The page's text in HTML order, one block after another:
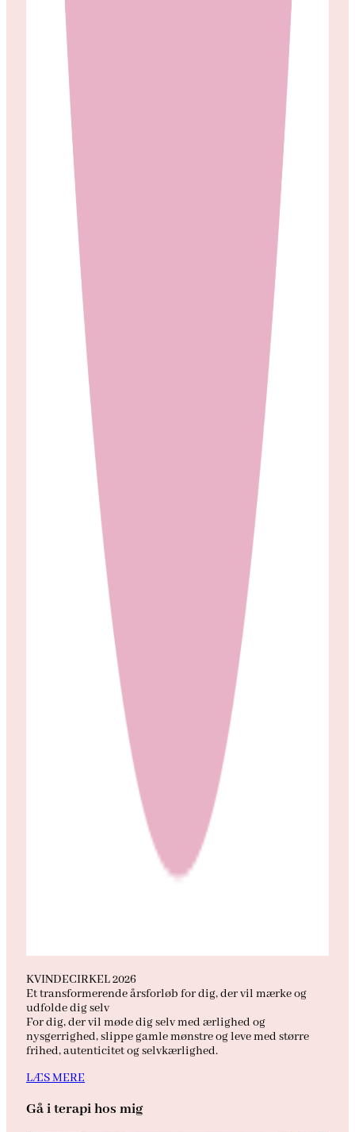
KVINDECIRKEL 2026
Et transformerende årsforløb for dig, der vil mærke og
udfolde dig selv
For dig, der vil møde dig selv med ærlighed og
nysgerrighed, slippe gamle mønstre og leve med større
frihed, autenticitet og selvkærlighed.
LÆS MERE
Gå i terapi hos mig